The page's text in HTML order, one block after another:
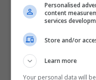
Personalised
content
services
Store and/or
Learn more
Your personal data will